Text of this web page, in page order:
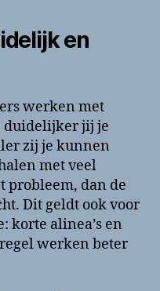
en
werken met
duidelijker jij je
zij je kunnen
met veel
probleem, dan de
Dit geldt ook voor
korte alinea’s en
werken beter